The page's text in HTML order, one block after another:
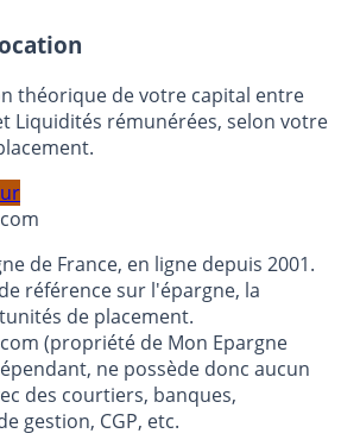
théorique de votre capital entre
Liquidités rémunérées, selon votre
de France, en ligne depuis 2001.
référence sur l'épargne, la
de placement.
(propriété de Mon Epargne
ne possède donc aucun
des courtiers, banques,